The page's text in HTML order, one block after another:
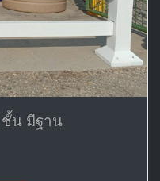
ชั้น มีฐาน